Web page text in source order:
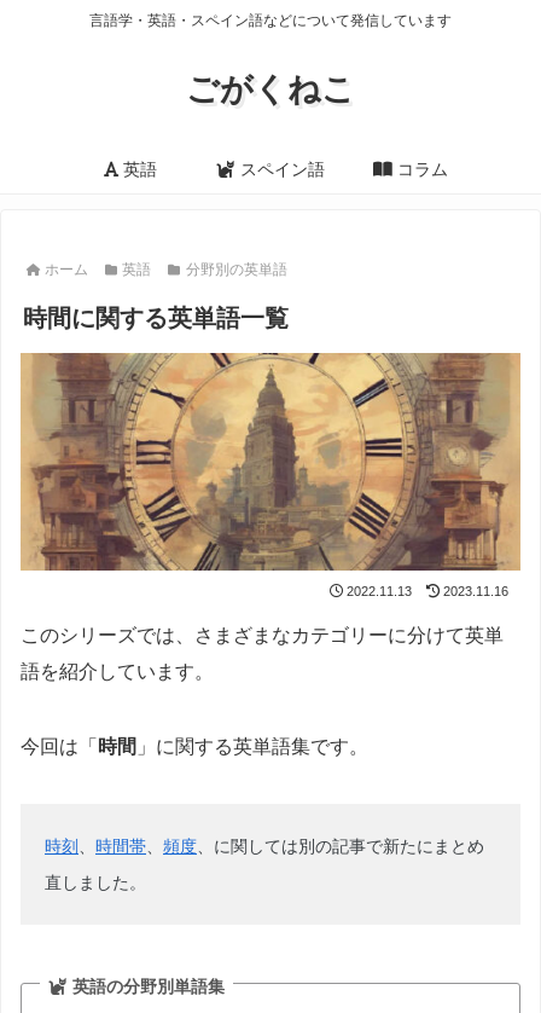
言語学・英語・スペイン語などについて発信しています
ごがくねこ
英語 スペイン語 コラム
ホーム 英語 分野別の英単語
時間に関する英単語一覧
2022.11.13 2023.11.16
このシリーズでは、さまざまなカテゴリーに分けて英単
語を紹介しています。
今回は「 時間 」に関する英単語集です。
時刻 時間帯 頻度 、に関しては別の記事で新たにまとめ
直しました。
英語の分野別単語集